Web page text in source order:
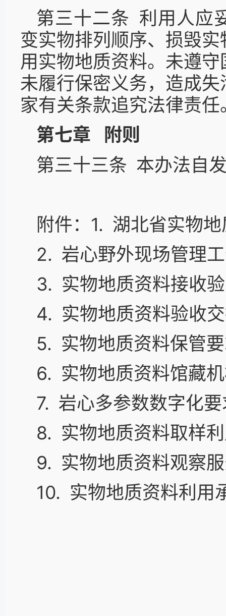
第三十二条 利用人应
变实物排列顺序、损毁
用实物地质资料。未遵
未履行保密义务，造成
家有关条款追究法律责任
第七章 附则
第三十三条 本办法自
附件：1. 湖北省实物
2. 岩心野外现场管理
3. 实物地质资料接收
4. 实物地质资料验收
5. 实物地质资料保管
6. 实物地质资料馆藏
7. 岩心多参数数字化
8. 实物地质资料取样
9. 实物地质资料观察
10. 实物地质资料利用